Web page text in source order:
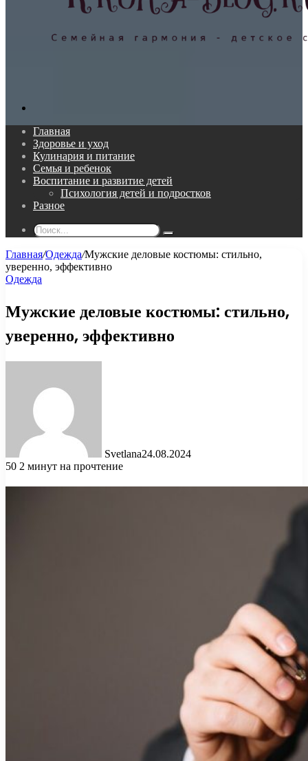
Главная
Здоровье и уход
Кулинария и питание
Семья и ребенок
Воспитание и развитие детей
Психология детей и подростков
Разное
Поиск...
Главная/Одежда/Мужские деловые костюмы: стильно,
уверенно, эффективно
Одежда
Мужские деловые костюмы: стильно,
уверенно, эффективно
Svetlana24.08.2024
50 2 минут на прочтение